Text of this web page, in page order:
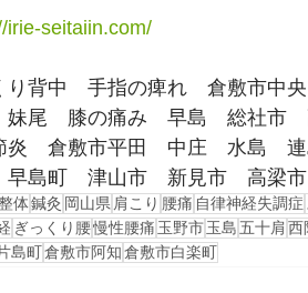
irie-seitaiin.com/
り背中　手指の痺れ　倉敷市中
妹尾　膝の痛み　早島　総社市
炎　倉敷市平田　中庄　水島　
早島町　津山市　新見市　高梁
体鍼灸 岡山県 肩こり 腰痛 自律神経失調症
ぎっくり腰慢性腰痛 玉野市玉島 五十肩西
島町倉敷市阿知倉敷市白楽町